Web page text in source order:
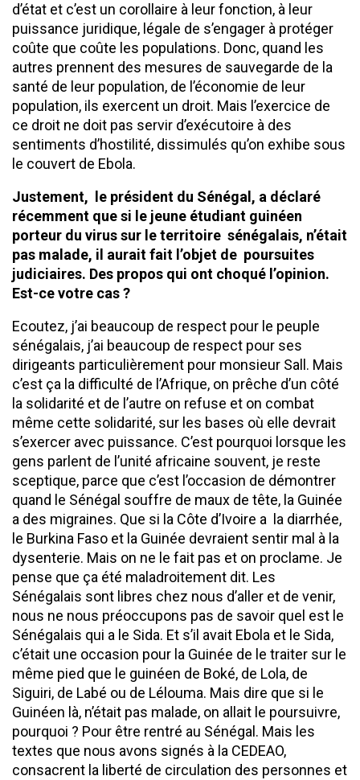
d’état et c’est un corollaire à leur fonction, à leur
puissance juridique, légale de s’engager à protéger
coûte que coûte les populations. Donc, quand les
autres prennent des mesures de sauvegarde de la
santé de leur population, de l’économie de leur
population, ils exercent un droit. Mais l’exercice de
ce droit ne doit pas servir d’exécutoire à des
sentiments d’hostilité, dissimulés qu’on exhibe sous
le couvert de Ebola.
Justement, le président du Sénégal, a déclaré
récemment que si le jeune étudiant guinéen
porteur du virus sur le territoire sénégalais, n’était
pas malade, il aurait fait l’objet de poursuites
judiciaires. Des propos qui ont choqué l’opinion.
Est-ce votre cas ?
Ecoutez, j’ai beaucoup de respect pour le peuple
sénégalais, j’ai beaucoup de respect pour ses
dirigeants particulièrement pour monsieur Sall. Mais
c’est ça la difficulté de l’Afrique, on prêche d’un côté
la solidarité et de l’autre on refuse et on combat
même cette solidarité, sur les bases où elle devrait
s’exercer avec puissance. C’est pourquoi lorsque les
gens parlent de l’unité africaine souvent, je reste
sceptique, parce que c’est l’occasion de démontrer
quand le Sénégal souffre de maux de tête, la Guinée
a des migraines. Que si la Côte d’Ivoire a la diarrhée,
le Burkina Faso et la Guinée devraient sentir mal à la
dysenterie. Mais on ne le fait pas et on proclame. Je
pense que ça été maladroitement dit. Les
Sénégalais sont libres chez nous d’aller et de venir,
nous ne nous préoccupons pas de savoir quel est le
Sénégalais qui a le Sida. Et s’il avait Ebola et le Sida,
c’était une occasion pour la Guinée de le traiter sur le
même pied que le guinéen de Boké, de Lola, de
Siguiri, de Labé ou de Lélouma. Mais dire que si le
Guinéen là, n’était pas malade, on allait le poursuivre,
pourquoi ? Pour être rentré au Sénégal. Mais les
textes que nous avons signés à la CEDEAO,
consacrent la liberté de circulation des personnes et